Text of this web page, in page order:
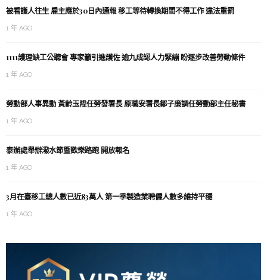
被看護人往生 雇主應於30日內通報 移工等待轉換期間不得工作 違法重罰
1 年 AGO
1111護理缺工公聽會 專家籲引進護佐 逾九成認人力緊繃 盼逐步改善勞動條件
1 年 AGO
勞動部人事異動 黃齡玉陞任勞發署長 原職安署長鄒子廉調任勞動部主任秘書
1 年 AGO
泰辦處舉辦潑水節暨歡樂路跑 開放報名
1 年 AGO
3月在臺移工總人數已近83萬人 第一季製造業聘僱人數多維持平穩
1 年 AGO